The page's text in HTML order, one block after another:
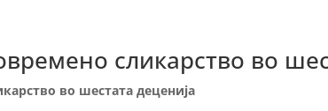
сликарство во
во шестата деценија